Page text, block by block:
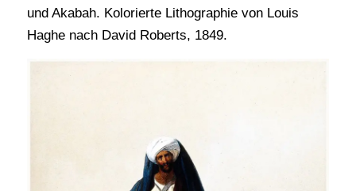
und Akabah. Kolorierte Lithographie von Louis
Haghe nach David Roberts, 1849.